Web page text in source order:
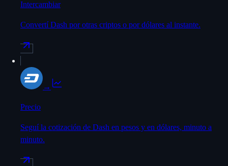
Intercambiar
Convertí Dash por otras criptos o por dólares al instante.
→
Precio
Seguí la cotización de Dash en pesos y en dólares, minuto a
minuto.